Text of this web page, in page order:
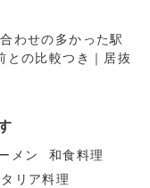
わせの多かった駅
との比較つき｜居抜
メン
和食料理
リア料理